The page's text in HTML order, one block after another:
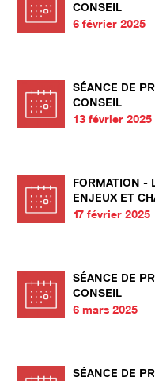
CONSEIL
6 février 2025
SÉANCE DE
CONSEIL
13 février 2025
FORMATION -
ENJEUX ET
17 février 2025
SÉANCE DE
CONSEIL
6 mars 2025
SÉANCE DE